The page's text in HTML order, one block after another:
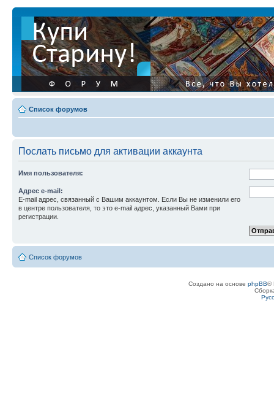
Список форумов
Послать письмо для активации аккаунта
Имя пользователя:
Адрес e-mail:
E-mail адрес, связанный с Вашим аккаунтом. Если Вы не изменили его
в центре пользователя, то это e-mail адрес, указанный Вами при
регистрации.
Список форумов
Создано на основе phpBB®